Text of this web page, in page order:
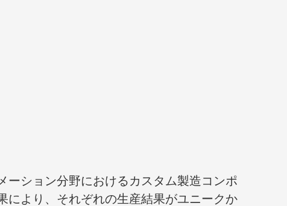
ーション分野におけるカスタム製造コンポ
により、それぞれの生産結果がユニークか